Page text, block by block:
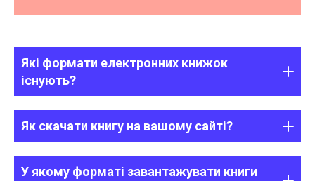
Які формати електронних книжок
існують?
Як скачати книгу на вашому сайті?
У якому форматі завантажувати книги